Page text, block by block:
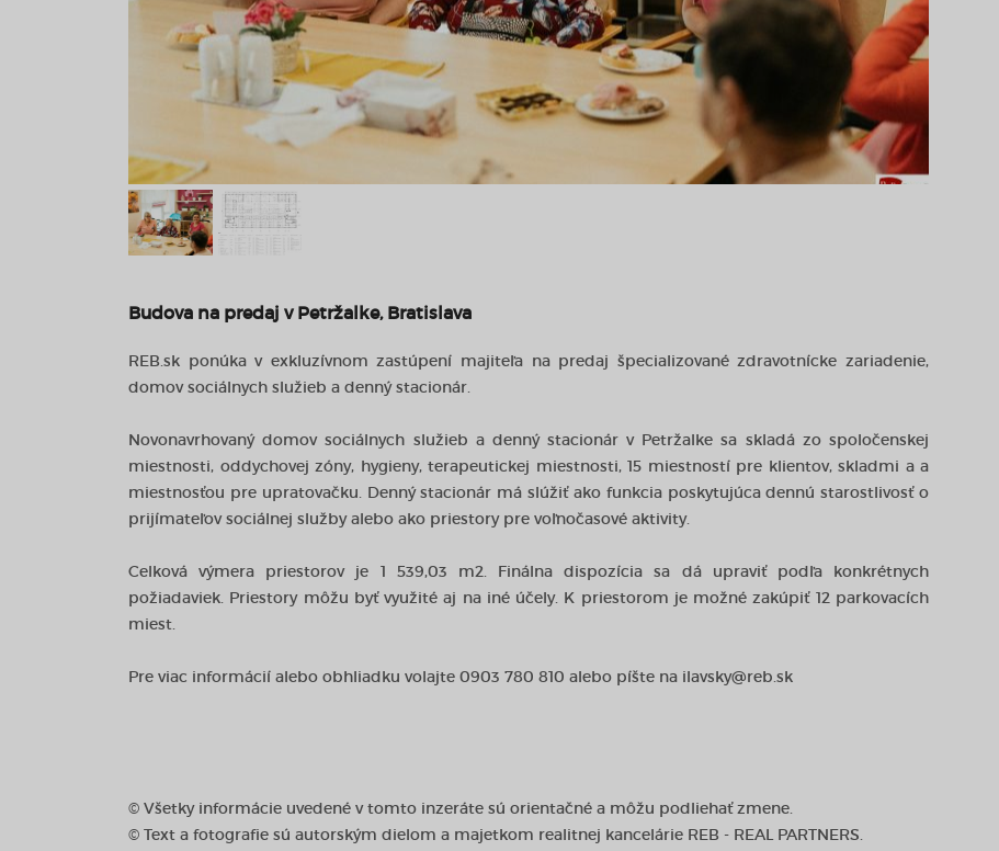
Budova na predaj v Petržalke, Bratislava
REB.sk ponúka v exkluzívnom zastúpení majiteľa na predaj špecializované zdravotnícke zariadenie,
domov sociálnych služieb a denný stacionár.
Novonavrhovaný domov sociálnych služieb a denný stacionár v Petržalke sa skladá zo spoločenskej
miestnosti, oddychovej zóny, hygieny, terapeutickej miestnosti, 15 miestností pre klientov, skladmi a a
miestnosťou pre upratovačku. Denný stacionár má slúžiť ako funkcia poskytujúca dennú starostlivosť o
prijímateľov sociálnej služby alebo ako priestory pre voľnočasové aktivity.
Celková výmera priestorov je 1 539,03 m2. Finálna dispozícia sa dá upraviť podľa konkrétnych
požiadaviek. Priestory môžu byť využité aj na iné účely. K priestorom je možné zakúpiť 12 parkovacích
miest.
Pre viac informácií alebo obhliadku volajte 0903 780 810 alebo píšte na ilavsky@reb.sk
© Všetky informácie uvedené v tomto inzeráte sú orientačné a môžu podliehať zmene.
© Text a fotografie sú autorským dielom a majetkom realitnej kancelárie REB - REAL PARTNERS.